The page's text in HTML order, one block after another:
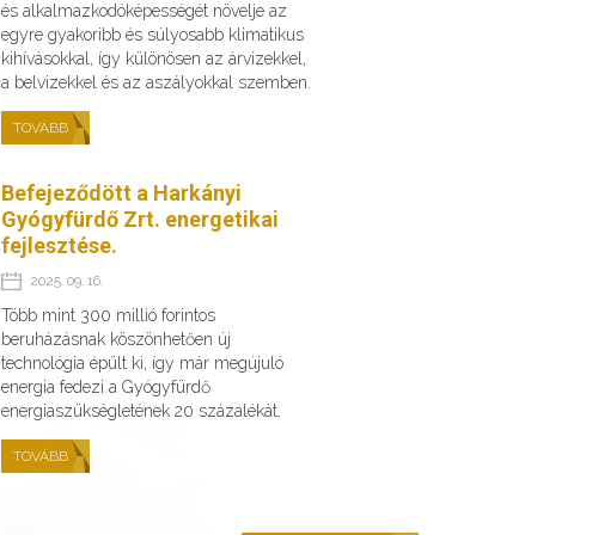
és alkalmazkodóképességét növelje az
egyre gyakoribb és súlyosabb klimatikus
kihívásokkal, így különösen az árvizekkel,
a belvizekkel és az aszályokkal szemben.
TOVÁBB
Befejeződött a Harkányi
Gyógyfürdő Zrt. energetikai
fejlesztése.
2025. 09. 16.
Több mint 300 millió forintos
beruházásnak köszönhetően új
technológia épült ki, így már megújuló
energia fedezi a Gyógyfürdő
energiaszükségletének 20 százalékát.
TOVÁBB